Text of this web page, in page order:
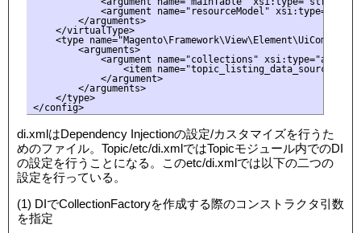
<argument name="resourceModel"
        </arguments>
    </virtualType>
<type
        <arguments>
            <argument name="collections" xsi:type="array">
<item name="topic_listing_data_source"
            </argument>
        </arguments>
    </type>
</config>
di.xmlはDependency Injectionの設定/カスタマイズを行うた
めのファイル。Topic/etc/di.xmlではTopicモジュール内でのDI
の設定を行うことになる。このetc/di.xmlでは以下の二つの
設定を行っている。
(1) DIでCollectionFactoryを作成する際のコンストラクタ引数
を指定